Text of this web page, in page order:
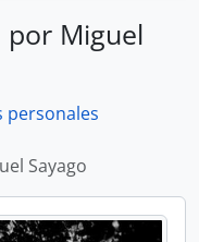
por Miguel
personales
Sayago